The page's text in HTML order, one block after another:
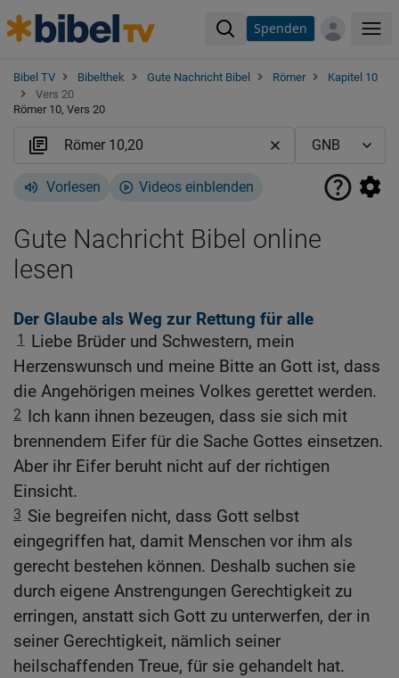
Spenden
Bibel TV Bibelthek Gute Nachricht Bibel Römer
Kapitel 10
Vers 20
Römer 10, Vers 20
Vorlesen Videos einblenden
Gute Nachricht Bibel online
lesen
Der Glaube als Weg zur Rettung für alle
1
Liebe Brüder und Schwestern, mein
Herzenswunsch und meine Bitte an Gott ist, dass
die Angehörigen meines Volkes gerettet werden.
2 Ich kann ihnen bezeugen, dass sie sich mit
brennendem Eifer für die Sache Gottes einsetzen.
Aber ihr Eifer beruht nicht auf der richtigen
Einsicht.
3 Sie begreifen nicht, dass Gott selbst
eingegriffen hat, damit Menschen vor ihm als
gerecht bestehen können. Deshalb suchen sie
durch eigene Anstrengungen Gerechtigkeit zu
erringen, anstatt sich Gott zu unterwerfen, der in
seiner Gerechtigkeit, nämlich seiner
heilschaffenden Treue, für sie gehandelt hat.